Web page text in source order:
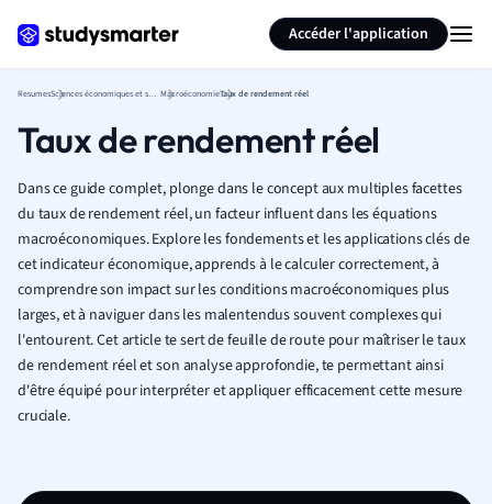
Accéder l'application
Resumes Sciences économiques et sociales MacroéconomieTaux de rendement réel
Taux de rendement réel
Dans ce guide complet, plonge dans le concept aux multiples facettes
du taux de rendement réel, un facteur influent dans les équations
macroéconomiques. Explore les fondements et les applications clés de
cet indicateur économique, apprends à le calculer correctement, à
comprendre son impact sur les conditions macroéconomiques plus
larges, et à naviguer dans les malentendus souvent complexes qui
l'entourent. Cet article te sert de feuille de route pour maîtriser le taux
de rendement réel et son analyse approfondie, te permettant ainsi
d'être équipé pour interpréter et appliquer efficacement cette mesure
cruciale.
Résumer la page